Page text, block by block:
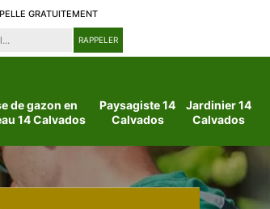
GRATUITEMENT
de gazon en
14 Calvados
Paysagiste 14
Calvados
Jardinier 14
Calvados